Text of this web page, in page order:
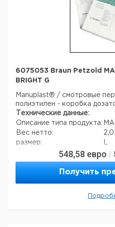
6075053 Braun Petzold
BRIGHT G
Manuplast® / смотровые
полиэтилен - коробка
Технические данные:
Описание типа продукта:
Вес нетто:
размер:
L
Данные для перевозки
отличаться)
Страна происхождения:
548,58 евро /
Получить